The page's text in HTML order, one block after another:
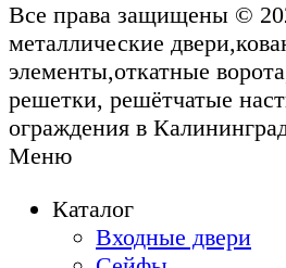
Все права защищены ©
металлические
элементы,откатные
решетки, решётчатые
ограждения в
Меню
Каталог
Входные двери